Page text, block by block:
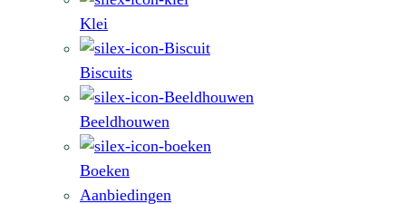
Klei
Biscuits
Beeldhouwen
Boeken
Aanbiedingen